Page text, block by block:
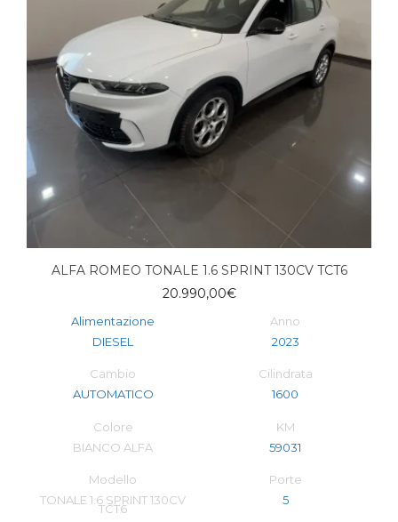
ALFA ROMEO TONALE 1.6 SPRINT 130CV TCT6
20.990,00€
Alimentazione
DIESEL
Anno
2023
Cambio
AUTOMATICO
Cilindrata
1600
Colore
BIANCO ALFA
KM
59031
Modello
TONALE 1.6 SPRINT 130CV
TCT6
Porte
5